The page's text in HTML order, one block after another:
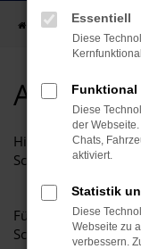
Startseite
AST
Hier an einem
Schiebetüre montiert.
Für z.B. PEUGEOT
Schiebetüren und
Essentiell
Diese
Funktional
Diese
der
Chats,
aktiviert.
Statistik
Diese
Webseite zu
verbessern.